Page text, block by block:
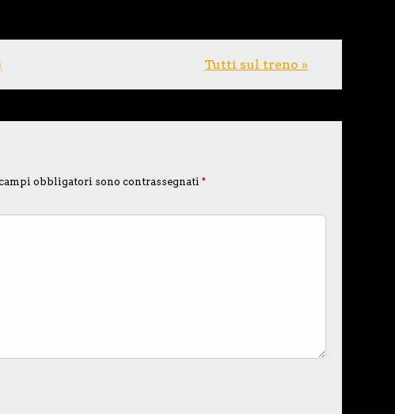
Tutti sul treno »
obbligatori sono contrassegnati *